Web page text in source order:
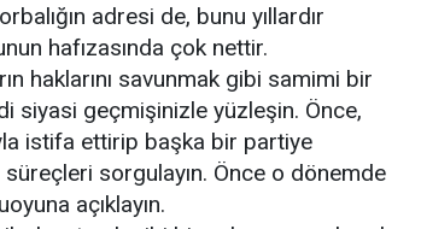
adresi de, bunu yıllardır
hafızasında çok nettir.
haklarını savunmak gibi samimi bir
siyasi geçmişinizle yüzleşin. Önce,
istifa ettirip başka bir partiye
sorgulayın. Önce o dönemde
açıklayın.